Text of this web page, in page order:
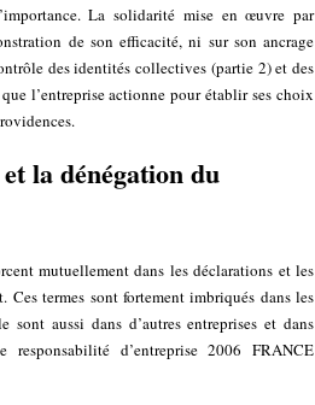
La solidarité mise en œuvre par
de son efficacité, ni sur son ancrage
des identités collectives (partie 2) et des
l’entreprise actionne pour établir ses choix
la dénégation du
mutuellement dans les déclarations et les
Ces termes sont fortement imbriqués dans les
aussi dans d’autres entreprises et dans
d’entreprise 2006 FRANCE